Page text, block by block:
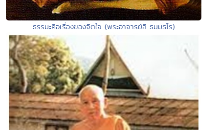
ธรรมะคือเรื่องของจิตใจ (พระอาจารย์ลี ธมฺมธโร)